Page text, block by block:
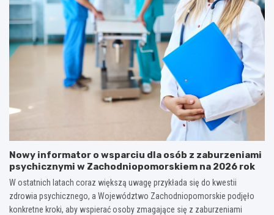
Nowy informator o wsparciu dla osób z zaburzeniami
psychicznymi w Zachodniopomorskiem na 2026 rok
W ostatnich latach coraz większą uwagę przykłada się do kwestii
zdrowia psychicznego, a Województwo Zachodniopomorskie podjęło
konkretne kroki, aby wspierać osoby zmagające się z zaburzeniami